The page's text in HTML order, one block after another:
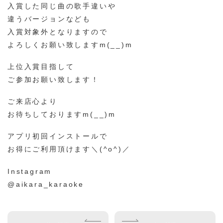
入賞した同じ曲の歌手違いや
違うバージョンなども
入賞対象外となりますので
よろしくお願い致しますm(__)m
上位入賞目指して
ご参加お願い致します！
ご来店心より
お待ちしておりますm(__)m
アプリ初回インストールで
お得にご利用頂けます＼(^o^)／
Instagram
@aikara_karaoke